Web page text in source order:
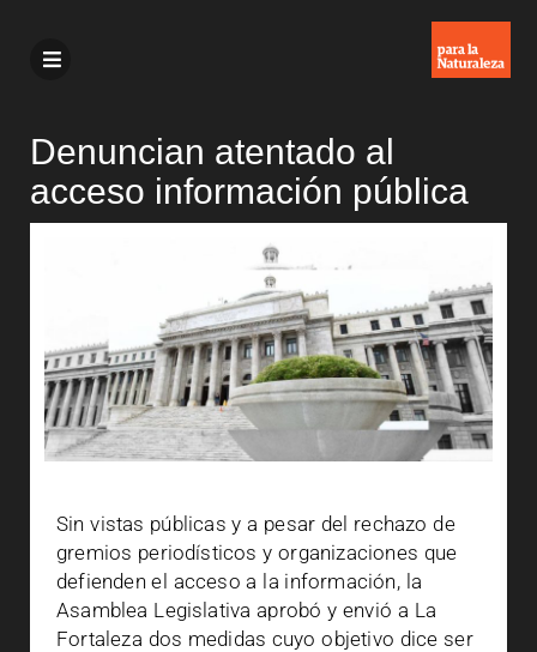
Denuncian atentado al
acceso información pública
Sin vistas públicas y a pesar del rechazo de
gremios periodísticos y organizaciones que
defienden el acceso a la información, la
Asamblea Legislativa aprobó y envió a La
Fortaleza dos medidas cuyo objetivo dice ser